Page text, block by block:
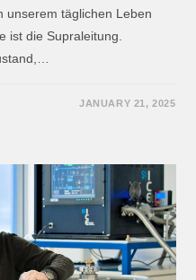
unserem täglichen Leben
ist die Supraleitung.
JANUARY 21, 2025